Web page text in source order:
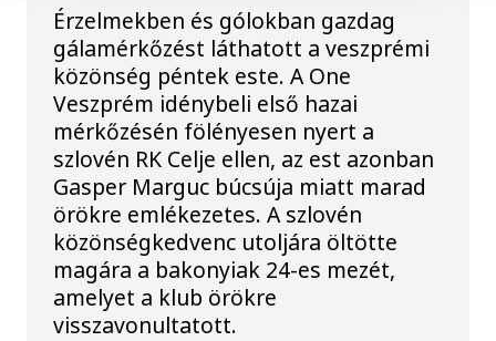
Érzelmekben és gólokban gazdag
gálamérkőzést láthatott a veszprémi
közönség péntek este. A One
Veszprém idénybeli első hazai
mérkőzésén fölényesen nyert a
szlovén RK Celje ellen, az est azonban
Gasper Marguc búcsúja miatt marad
örökre emlékezetes. A szlovén
közönségkedvenc utoljára öltötte
magára a bakonyiak 24-es mezét,
amelyet a klub örökre
visszavonultatott.